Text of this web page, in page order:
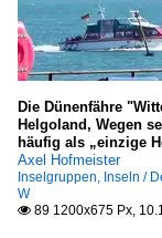
Die Dünenfähre
Helgoland, Wegen
häufig als „einzige
Axel Hofmeister
Inselgruppen, Inseln /
W
 89 1200x675 Px,